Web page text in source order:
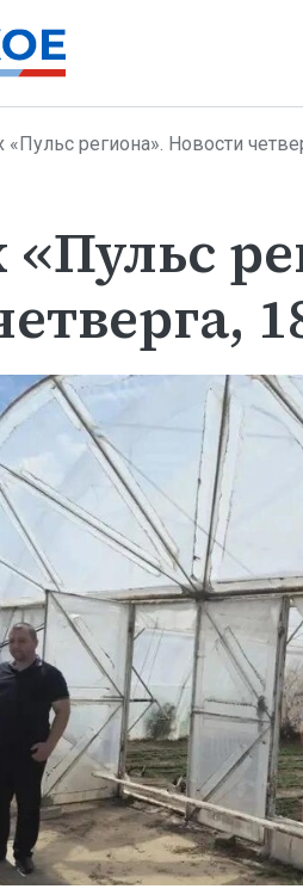
«Пульс региона». Новости